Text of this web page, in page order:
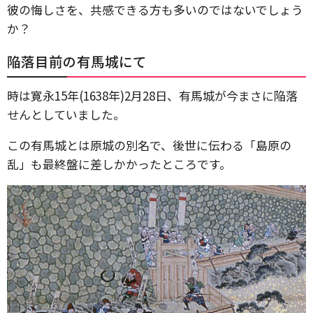
彼の悔しさを、共感できる方も多いのではないでしょう
か？
陥落目前の有馬城にて
時は寛永15年(1638年)2月28日、有馬城が今まさに陥落
せんとしていました。
この有馬城とは原城の別名で、後世に伝わる「島原の
乱」も最終盤に差しかかったところです。